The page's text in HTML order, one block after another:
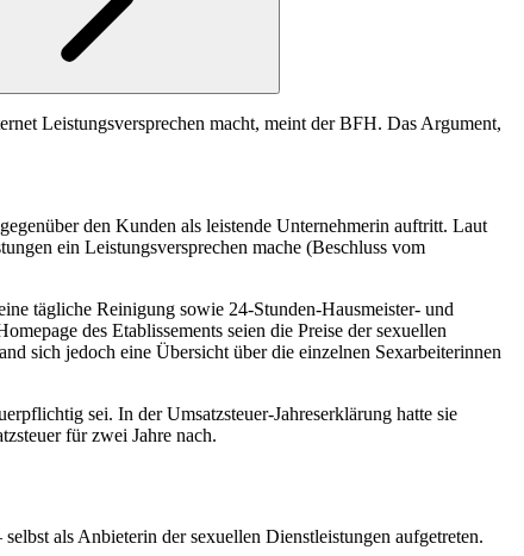
Leistungsversprechen macht, meint der BFH. Das Argument,
den Kunden als leistende Unternehmerin auftritt. Laut
ein Leistungsversprechen mache (Beschluss vom
tägliche Reinigung sowie 24-Stunden-Hausmeister- und
des Etablissements seien die Preise der sexuellen
sich jedoch eine Übersicht über die einzelnen Sexarbeiterinnen
sei. In der Umsatzsteuer-Jahreserklärung hatte sie
für zwei Jahre nach.
als Anbieterin der sexuellen Dienstleistungen aufgetreten.